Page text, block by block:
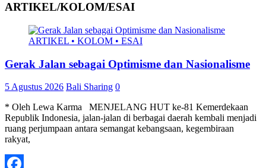
ARTIKEL/KOLOM/ESAI
ARTIKEL • KOLOM • ESAI
Gerak Jalan sebagai Optimisme dan Nasionalisme
5 Agustus 2026 Bali Sharing 0
* Oleh Lewa Karma MENJELANG HUT ke-81 Kemerdekaan
Republik Indonesia, jalan-jalan di berbagai daerah kembali menjadi
ruang perjumpaan antara semangat kebangsaan, kegembiraan
rakyat,